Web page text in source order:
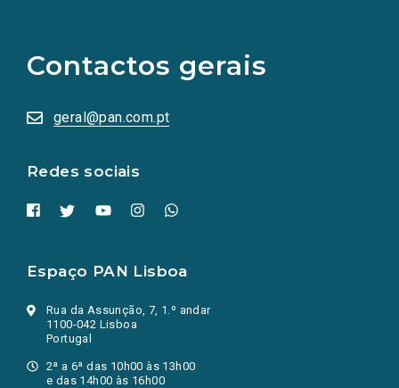
Contactos gerais
geral@pan.com.pt
Redes sociais
redes
sociais
numa
nova
Espaço PAN Lisboa
Rua da Assunção, 7, 1.º andar
1100-042 Lisboa
Portugal
2ª a 6ª das 10h00 às 13h00
e das 14h00 às 16h00